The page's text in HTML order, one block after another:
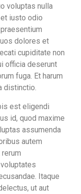
voluptas nulla
iusto odio
dolores et
cupiditate non
officia deserunt
fuga. Et harum
distinctio.
est eligendi
id, quod maxime
assumenda
autem
Itaque
ut aut